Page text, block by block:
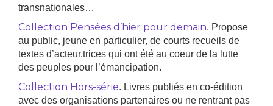
transnationales…
Collection Pensées d’hier pour demain. Propose
au public, jeune en particulier, de courts recueils de
textes d’acteur.trices qui ont été au coeur de la lutte
des peuples pour l’émancipation.
Collection Hors-série. Livres publiés en co-édition
avec des organisations partenaires ou ne rentrant pas